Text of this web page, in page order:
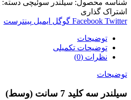
شناسه محصول: سیلندر سوئیچی دسته:
اشتراک گذاری
Facebook Twitter گوگل ایمیل پینترست
توضیحات
توضیحات تکمیلی
نظرات (0)
توضیحات
سیلندر سه کلید 7 سانت (وسط)